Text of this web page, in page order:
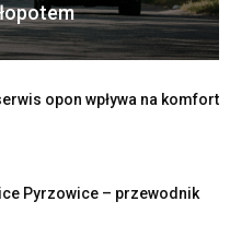
opon wpływa na komfort
Pyrzowice – przewodnik